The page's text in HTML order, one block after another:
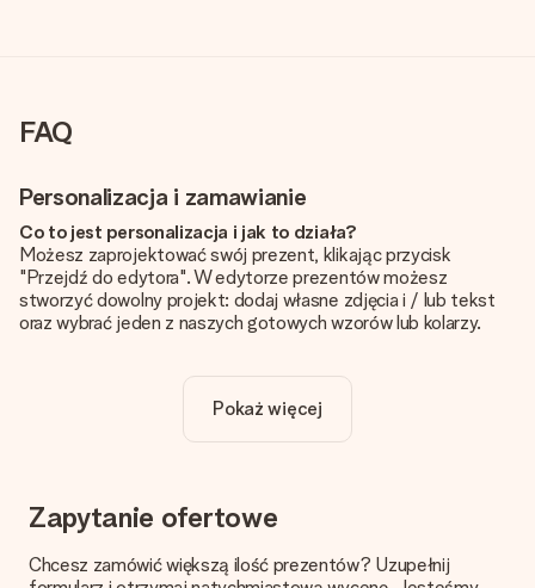
FAQ
Personalizacja i zamawianie
Co to jest personalizacja i jak to działa?
Możesz zaprojektować swój prezent, klikając przycisk
"Przejdź do edytora". W edytorze prezentów możesz
stworzyć dowolny projekt: dodaj własne zdjęcia i / lub tekst
oraz wybrać jeden z naszych gotowych wzorów lub kolarzy.
Cena podana na stronie internetowej obejmuje personalizację
Twojego prezentu - ilość zdjęć lub tekstów nie wpływa na
jakość?
Chcemy mieć pewność, że będziesz w pełni zadowolony ze
wysokiej jakości. Jeśli nie masz pewności co do jakości zdjęcia,
Pokaż więcej
Zapytanie ofertowe
Chcesz zamówić większą ilość prezentów? Uzupełnij